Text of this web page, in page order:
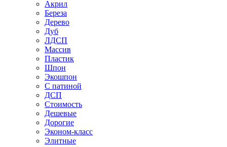
Акрил
Береза
Дерево
Дуб
ЛДСП
Массив
Пластик
Шпон
Экошпон
С патиной
ДСП
Стоимость
Дешевые
Дорогие
Эконом-класс
Элитные